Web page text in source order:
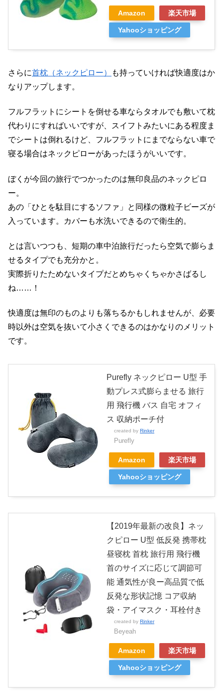
Amazon 楽天市場
Yahooショッピング
さらに首枕（ネックピロー）
も持っていければ快適度はか
なりアップします。
フルフラットにシートを倒せる車ならタオルでも敷いて枕
代わりにすればいいですが、スイフトみたいにある程度ま
でシートは倒れるけど、フルフラットにまでならない車で
寝る場合はネックピローがあったほうがいいです。
ぼくが今回の旅行でつかったのは無印良品のネックピロ
ー。
あの「ひとを駄目にするソファ」と同様の微粒子ビーズが
入っています。カバーも水洗いできるので衛生的。
とは言いつつも、短期の車中泊旅行だったら空気で膨らま
せるタイプでも充分かと。
実際折りたためないタイプだとめちゃくちゃかさばるし
ね……！
快適度は無印のものよりも落ちるかもしれませんが、必要
時以外は空気を抜いて小さくできるのはかなりのメリット
です。
Purefly ネックピロー U型 手
動プレス式膨らませる 旅行
用 飛行機 バス 自宅 オフィ
ス 収納ポーチ付
created by Rinker
Purefly
Amazon 楽天市場
Yahooショッピング
【2019年最新の改良】ネッ
クピロー U型 低反発 携帯枕
昼寝枕 首枕 旅行用 飛行機
首のサイズに応じて調節可
能 通気性が良ー高品質で低
反発な形状記憶 コア収納
袋・アイマスク・耳栓付き
created by Rinker
Beyeah
Amazon 楽天市場
Yahooショッピング